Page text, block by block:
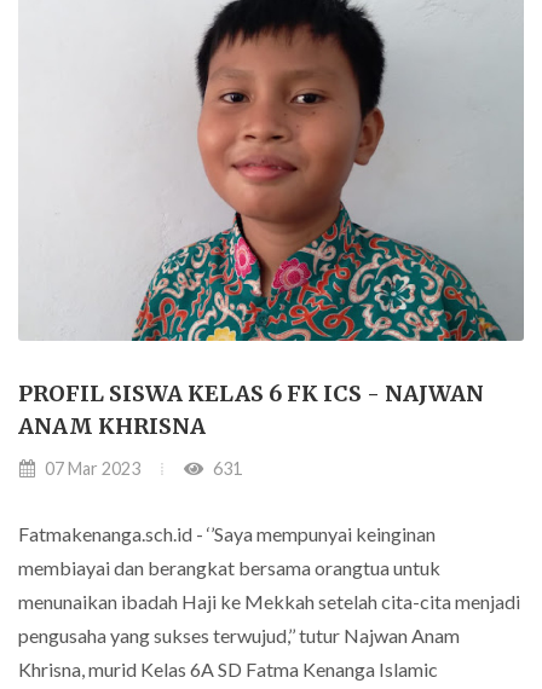
PROFIL SISWA KELAS 6 FK ICS - NAJWAN
ANAM KHRISNA
07 Mar 2023 631
Fatmakenanga.sch.id - ‘’Saya mempunyai keinginan
membiayai dan berangkat bersama orangtua untuk
menunaikan ibadah Haji ke Mekkah setelah cita-cita menjadi
pengusaha yang sukses terwujud,’’ tutur Najwan Anam
Khrisna, murid Kelas 6A SD Fatma Kenanga Islamic